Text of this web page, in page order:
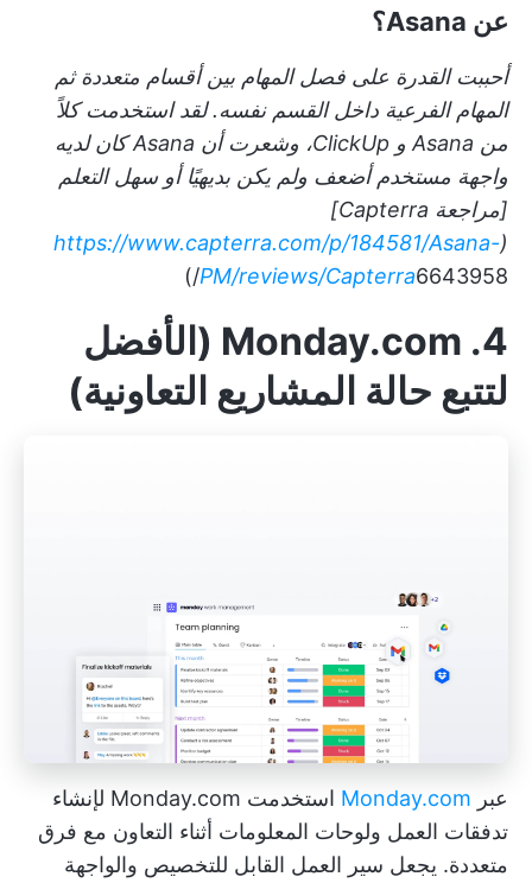
عن Asana؟
أحببت القدرة على فصل المهام بين أقسام متعددة ثم
المهام الفرعية داخل القسم نفسه. لقد استخدمت كلاً
من Asana و ClickUp، وشعرت أن Asana كان لديه
واجهة مستخدم أضعف ولم يكن بديهيًا أو سهل التعلم
[مراجعة Capterra]
(
https://www.capterra.com/p/184581/Asana-
PM/reviews/Capterra6643958/)
4. Monday.com (الأفضل
لتتبع حالة المشاريع التعاونية)
عبر Monday.com
استخدمت Monday.com لإنشاء
تدفقات العمل ولوحات المعلومات أثناء التعاون مع فرق
متعددة. يجعل سير العمل القابل للتخصيص والواجهة